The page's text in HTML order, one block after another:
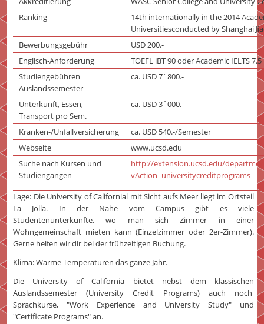
Ranking
14th internationally in the 2014
Universitiesconducted by Shanghai
Bewerbungsgebühr
USD 200.-
Englisch-Anforderung
TOEFL iBT 90 oder Academic IELTS 7.5
Studiengebühren
Auslandssemester
ca. USD 7´800.-
Unterkunft, Essen,
Transport pro Sem.
ca. USD 3´000.-
Kranken-/Unfallversicherung
ca. USD 540.-/Semester
Webseite
www.ucsd.edu
Suche nach Kursen und
Studiengängen
http://extension.ucsd.edu/
vAction=universitycreditprograms
Lage: Die University of Californial mit Sicht aufs Meer liegt im Ortsteil
La Jolla. In der Nähe vom Campus gibt es viele
Studentenunterkünfte, wo man sich Zimmer in einer
Wohngemeinschaft mieten kann (Einzelzimmer oder 2er-Zimmer).
Gerne helfen wir dir bei der frühzeitigen Buchung.
Klima: Warme Temperaturen das ganze Jahr.
Die University of California bietet nebst dem klassischen
Auslandssemester (University Credit Programs) auch noch
Sprachkurse, "Work Experience and University Study" und
"Certificate Programs" an.